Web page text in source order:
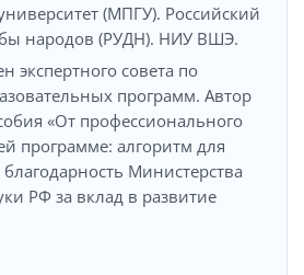
(МПГУ). Российский
народов (РУДН). НИУ ВШЭ.
экспертного совета по
программ. Автор
«От профессионального
программе: алгоритм для
Министерства
РФ за вклад в развитие